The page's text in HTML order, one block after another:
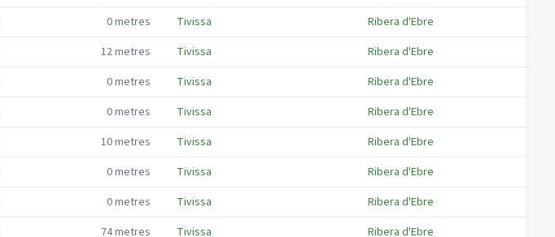
0metres Tivissa
Ribera d'Ebre
12metres Tivissa
Ribera d'Ebre
0metres Tivissa
Ribera d'Ebre
0metres Tivissa
Ribera d'Ebre
10metres Tivissa
Ribera d'Ebre
0metres Tivissa
Ribera d'Ebre
0metres Tivissa
Ribera d'Ebre
74metres Tivissa Ribera d'Ebre